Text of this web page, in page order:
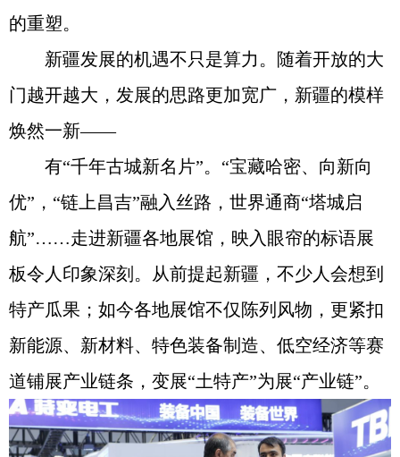
的重塑。
新疆发展的机遇不只是算力。随着开放的大
门越开越大，发展的思路更加宽广，新疆的模样
焕然一新——
有“千年古城新名片”。“宝藏哈密、向新向
优”，“链上昌吉”融入丝路，世界通商“塔城启
航”……走进新疆各地展馆，映入眼帘的标语展
板令人印象深刻。从前提起新疆，不少人会想到
特产瓜果；如今各地展馆不仅陈列风物，更紧扣
新能源、新材料、特色装备制造、低空经济等赛
道铺展产业链条，变展“土特产”为展“产业链”。